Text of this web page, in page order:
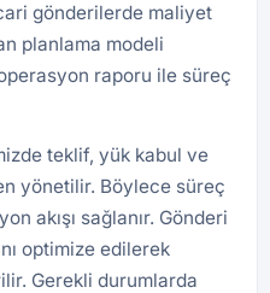
gönderilerde maliyet
planlama modeli
raporu ile süreç
teklif, yük kabul ve
yönetilir. Böylece süreç
akışı sağlanır. Gönderi
optimize edilerek
Gerekli durumlarda